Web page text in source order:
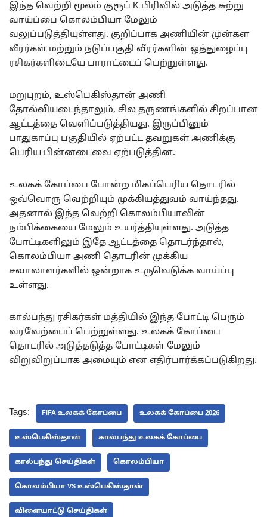
இந்த வெற்றி மூலம் குரூப் K பிரிவில் அடுத்த சுற்று
வாய்ப்பை கொலம்பியா மேலும்
வலுப்படுத்தியுள்ளது. குறிப்பாக அணியின் முன்கள
வீரர்கள் மற்றும் நடுப்பகுதி வீரர்களின் ஒத்துழைப்பு
ரசிகர்களிடையே பாராட்டைப் பெற்றுள்ளது.
மறுபுறம், உஸ்பெகிஸ்தான் அணி
தோல்வியடைந்தாலும், சில தருணங்களில் சிறப்பான
ஆட்டத்தை வெளிப்படுத்தியது. இருப்பினும்
பாதுகாப்பு பகுதியில் ஏற்பட்ட தவறுகள் அணிக்கு
பெரிய பின்னடைவை ஏற்படுத்தின.
உலகக் கோப்பை போன்ற மிகப்பெரிய தொடரில்
ஒவ்வொரு வெற்றியும் முக்கியத்துவம் வாய்ந்தது.
அதனால் இந்த வெற்றி கொலம்பியாவின்
நம்பிக்கையை மேலும் உயர்த்தியுள்ளது. அடுத்த
போட்டிகளிலும் இதே ஆட்டத்தை தொடர்ந்தால்,
கொலம்பியா அணி தொடரின் முக்கிய
சவாலாளர்களில் ஒன்றாக உருவெடுக்க வாய்ப்பு
உள்ளது.
கால்பந்து ரசிகர்கள் மத்தியில் இந்த போட்டி பெரும்
வரவேற்பைப் பெற்றுள்ளது. உலகக் கோப்பை
தொடரில் அடுத்தடுத்த போட்டிகள் மேலும்
விறுவிறுப்பாக அமையும் என எதிர்பார்க்கப்படுகிறது.
Tags: FIFA உலகக் கோப்பை உலகக் கோப்பை 2026
உஸ்பெகிஸ்தான் கால்பந்து உலகக் கோப்பை
கால்பந்து செய்திகள் கொலம்பியா
கொலம்பியா VS உஸ்பெகிஸ்தான்
விளையாட்டு செய்திகள்